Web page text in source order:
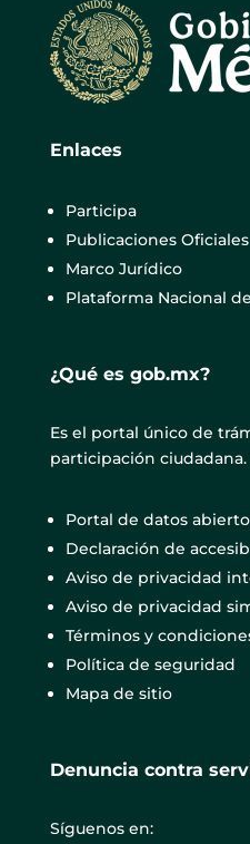
Enlaces
Participa
Publicaciones Oficiales
Marco Jurídico
Plataforma Nacional
¿Qué es gob.mx?
Es el portal único de
participación ciudadana.
Portal de datos
Declaración de
Aviso de privacidad
Aviso de privacidad
Términos y
Política de seguridad
Mapa de sitio
Denuncia contra
Síguenos en: